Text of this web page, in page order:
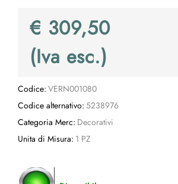
€ 309,50
(Iva esc.)
Codice: VERN001080
Codice alternativo: 5238976
Categoria Merc: Decorativi
Unita di Misura: 1 PZ